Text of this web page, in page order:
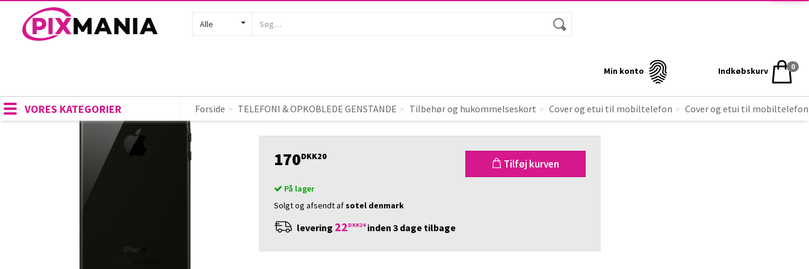
Alle
Min konto Indkøbskurv 0
Toggle navigation
VORES KATEGORIER Forside TELEFONI & OPKOBLEDE GENSTANDE Tilbehør og hukommelseskort Cover og etui til mobiltelefon Cover og etui til mobiltelefon
BELKINSort, gennemsigtigt cover til
iPhone 5
170DKK20
Tilføj kurven
På lager
Solgt og afsendt af sotel denmark
levering 22DKK24inden 3 dage tilbage